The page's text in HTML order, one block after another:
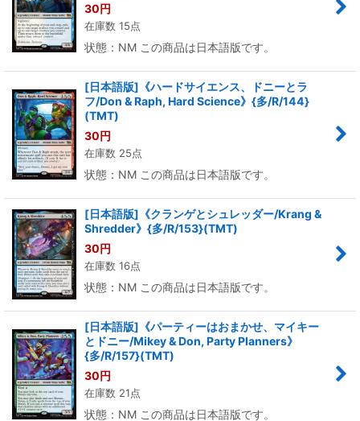
30円
在庫数 15点
状態：NM この商品は日本語版です。
[日本語版]《ハードサイエンス、ドニーとラ
フ/Don & Raph, Hard Science》{多/R/144}
(TMT)
30円
在庫数 25点
状態：NM この商品は日本語版です。
[日本語版]《クランゲとシュレッダー/Krang &
Shredder》{多/R/153}(TMT)
30円
在庫数 16点
状態：NM この商品は日本語版です。
[日本語版]《パーティーはおまかせ、マイキー
とドニー/Mikey & Don, Party Planners》
{多/R/157}(TMT)
30円
在庫数 21点
状態：NM この商品は日本語版です。